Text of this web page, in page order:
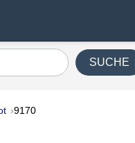
SUCHE
9170